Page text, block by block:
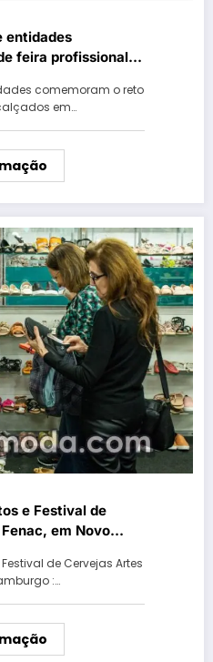
entidades
feira profissional
comemoram o reto
em…
e Festival de
em Novo
de Cervejas Artes
:…